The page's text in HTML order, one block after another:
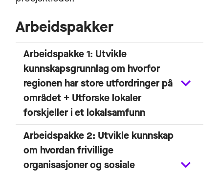
Arbeidspakker
Arbeidspakke 1: Utvikle
kunnskapsgrunnlag om hvorfor
regionen har store utfordringer på
området + Utforske lokaler
forskjeller i et lokalsamfunn
Arbeidspakke 2: Utvikle kunnskap
om hvordan frivillige
organisasjoner og sosiale